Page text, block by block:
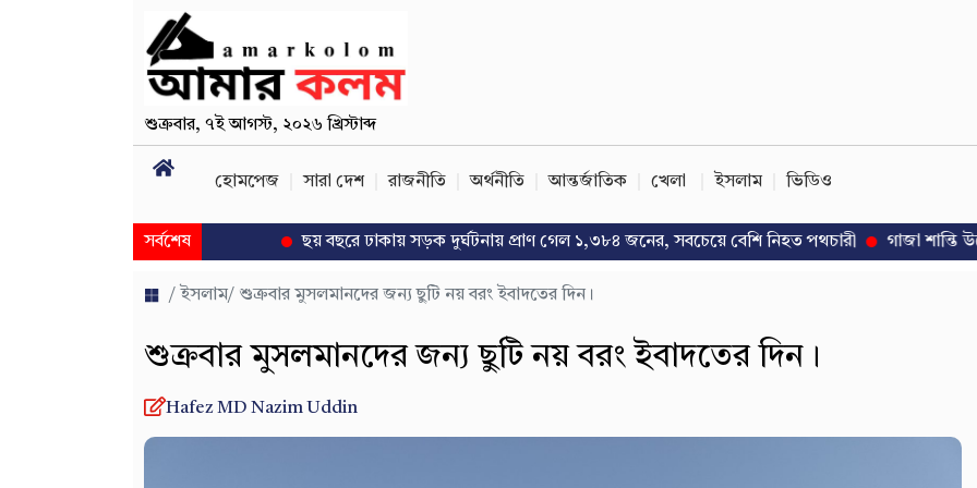
শুক্রবার, ৭ই আগস্ট, ২০২৬ খ্রিস্টাব্দ
হোমপেজ সারা দেশ রাজনীতি অর্থনীতি আন্তর্জাতিক খেলা ইসলাম ভিডিও
সর্বশেষ ছয় বছরে ঢাকায় সড়ক দুর্ঘটনায় প্রাণ গেল ১,৩৮৪ জনের, সবচেয়ে বেশি নিহত পথচারী গাজা শান্তি উদ্যোগে
/ ইসলাম/ শুক্রবার মুসলমানদের জন্য ছুটি নয় বরং ইবাদতের দিন।
শুক্রবার মুসলমানদের জন্য ছুটি নয় বরং ইবাদতের দিন।
Hafez MD Nazim Uddin